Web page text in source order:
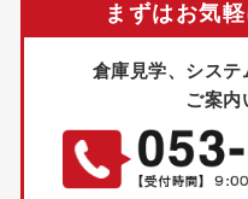
まずはお気
倉庫見学、システ
ご案内